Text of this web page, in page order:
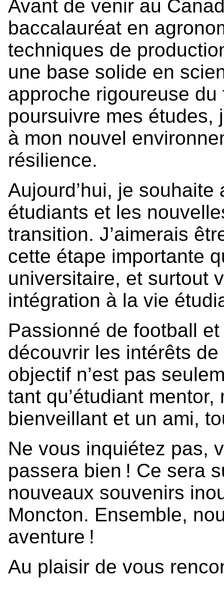
Avant de venir au
baccalauréat en
techniques de
une base solide en
approche rigoureuse
poursuivre mes études,
à mon nouvel
résilience.
Aujourd’hui, je
étudiants et les
transition. J’aimerais
cette étape importante
universitaire, et surtout
intégration à la vie
Passionné de football
découvrir les intérêts
objectif n’est pas
tant qu’étudiant
bienveillant et un ami,
Ne vous inquiétez pas,
passera bien ! Ce sera
nouveaux souvenirs
Moncton. Ensemble,
aventure !
Au plaisir de vous